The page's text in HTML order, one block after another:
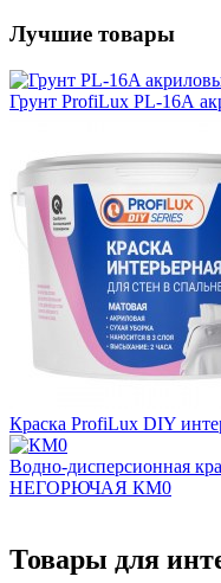
Лучшие товары
Грунт ProfiLux PL-16А
Краска ProfiLux DIY
Водно-дисперсионная
НЕГОРЮЧАЯ КМ0
Товары для